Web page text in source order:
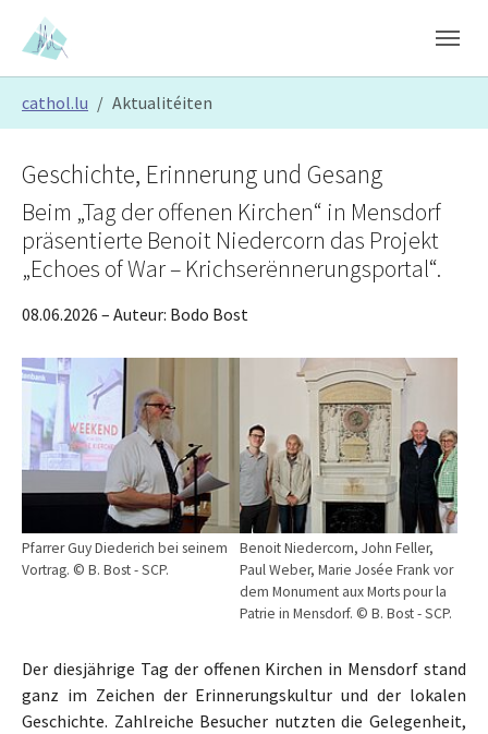
Skip to main content
Skip to page footer
cathol.lu Aktualitéiten
Show larger version
Pfarrer Guy Diederich bei seinem
Vortrag. © B. Bost - SCP.
Show larger version
Benoit Niedercorn, John Feller,
Paul Weber, Marie Josée Frank vor
dem Monument aux Morts pour la
Patrie in Mensdorf. © B. Bost - SCP.
Der diesjährige Tag der offenen Kirchen in Mensdorf stand
ganz im Zeichen der Erinnerungskultur und der lokalen
Geschichte. Zahlreiche Besucher nutzten die Gelegenheit,
Geschichte, Erinnerung und Gesang
Beim „Tag der offenen Kirchen“ in Mensdorf
präsentierte Benoit Niedercorn das Projekt
„Echoes of War – Krichserënnerungsportal“.
08.06.2026 – Auteur: Bodo Bost